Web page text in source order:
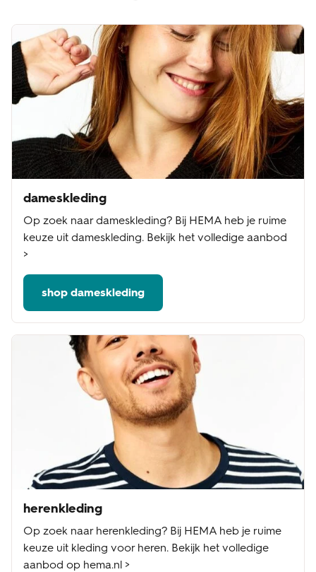
dameskleding
Op zoek naar dameskleding? Bij HEMA heb je ruime
keuze uit dameskleding. Bekijk het volledige aanbod
>
shop dameskleding
herenkleding
Op zoek naar herenkleding? Bij HEMA heb je ruime
keuze uit kleding voor heren. Bekijk het volledige
aanbod op hema.nl >